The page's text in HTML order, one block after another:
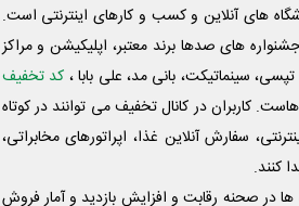
های آنلاین و کسب و‌ کارهای اینترنتی است.
های صدها برند معتبر، اپلیکیشن و مراکز
سینماتیکت، بانی مد، علی‌ بابا ، کد تخفیف
کاربران در کانال تخفیف می توانند در کوتاه
سفارش آنلاین غذا، اپراتورهای مخابراتی،
کنند.
ها در صحنه رقابت و افزایش بازدید و آمار فروش